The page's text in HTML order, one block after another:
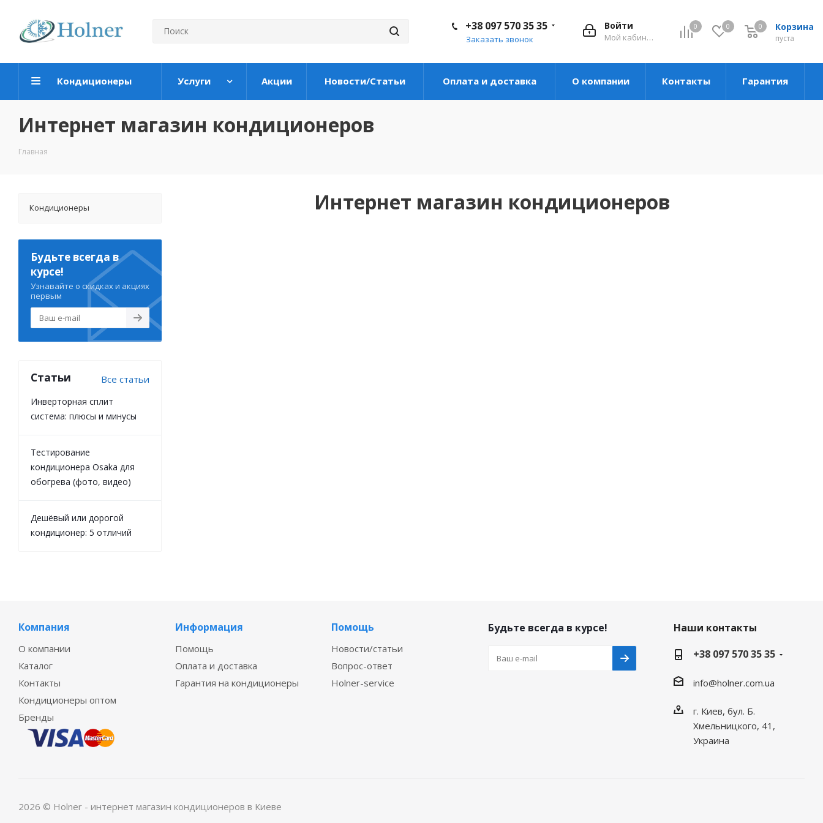
0 0 Корзина
пуста
0
Войти
Мой кабинет
+38 097 570 35 35
Заказать звонок
Кондиционеры Услуги Акции Новости/Статьи Оплата и доставка О компании Контакты Гарантия
Интернет магазин кондиционеров
Главная
Интернет магазин кондиционеров
Кондиционеры
Будьте всегда в
курсе!
Узнавайте о скидках и акциях
первым
Статьи Все статьи
Инверторная сплит
система: плюсы и минусы
Тестирование
кондиционера Osaka для
обогрева (фото, видео)
Дешёвый или дорогой
кондиционер: 5 отличий
Компания
О компании
Каталог
Контакты
Кондиционеры оптом
Бренды
Информация
Помощь
Оплата и доставка
Гарантия на кондиционеры
Помощь
Новости/статьи
Вопрос-ответ
Holner-service
Будьте всегда в курсе!
Наши контакты
+38 097 570 35 35
info@holner.com.ua
г. Киев, бул. Б.
Хмельницкого, 41,
Украина
2026 © Holner - интернет магазин кондиционеров в Киеве